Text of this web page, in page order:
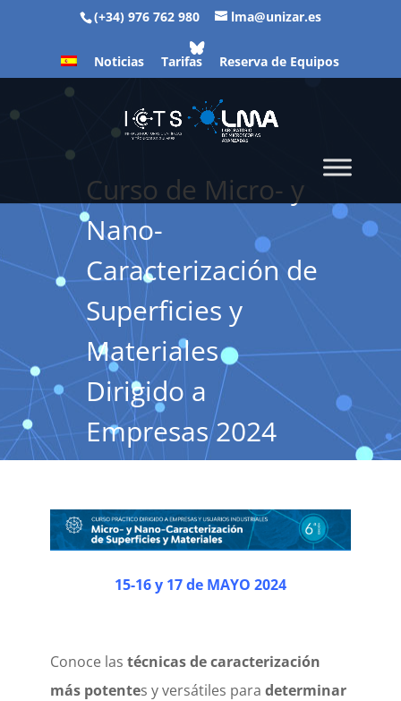
(+34) 976 762 980 lma@unizar.es
Noticias Tarifas Reserva de Equipos
Curso de Micro- y
Nano-
Caracterización de
Superficies y
Materiales
Dirigido a
Empresas 2024
15-16 y 17 de MAYO 2024
Conoce las técnicas de caracterización
más potentes y versátiles para determinar